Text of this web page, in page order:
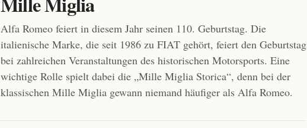
Alfa Romeo feiert in diesem Jahr seinen 110. Geburtstag. Die
italienische Marke, die seit 1986 zu FIAT gehört, feiert den Geburtstag
bei zahlreichen Veranstaltungen des historischen Motorsports. Eine
wichtige Rolle spielt dabei die „Mille Miglia Storica“, denn bei der
klassischen Mille Miglia gewann niemand häufiger als Alfa Romeo.